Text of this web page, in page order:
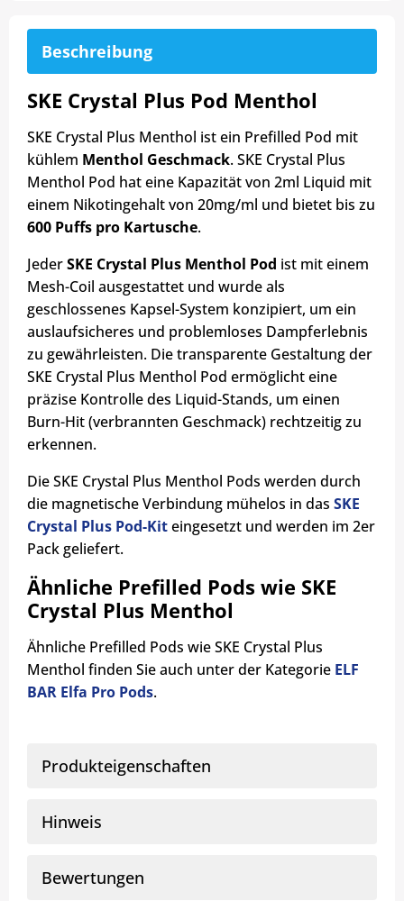
Beschreibung
SKE Crystal Plus Pod Menthol
SKE Crystal Plus Menthol ist ein Prefilled Pod mit
kühlem Menthol Geschmack. SKE Crystal Plus
Menthol Pod hat eine Kapazität von 2ml Liquid mit
einem Nikotingehalt von 20mg/ml und bietet bis zu
600 Puffs pro Kartusche.
JederSKE Crystal Plus Menthol Pod ist mit einem
Mesh-Coil ausgestattet und wurde als
geschlossenes Kapsel-System konzipiert, um ein
auslaufsicheres und problemloses Dampferlebnis
zu gewährleisten. Die transparente Gestaltung der
SKE Crystal Plus Menthol Pod ermöglicht eine
präzise Kontrolle des Liquid-Stands, um einen
Burn-Hit (verbrannten Geschmack) rechtzeitig zu
erkennen.
Die SKE Crystal Plus Menthol Pods werden durch
die magnetische Verbindung mühelos in das SKE
Crystal Plus Pod-Kiteingesetzt und werden im 2er
Pack geliefert.
Ähnliche Prefilled Pods wie SKE
Crystal Plus Menthol
Ähnliche Prefilled Pods wie SKE Crystal Plus
Menthol finden Sie auch unter der Kategorie ELF
BAR Elfa Pro Pods.
Produkteigenschaften
Hinweis
Bewertungen